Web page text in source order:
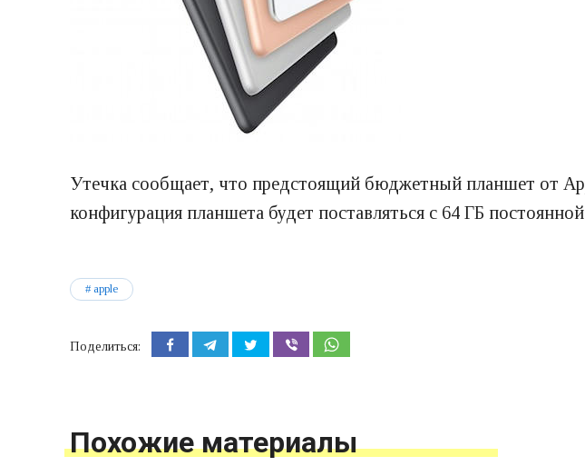
Утечка сообщает, что предстоящий бюджетный планшет от
конфигурация планшета будет поставляться с 64 ГБ
apple
Поделиться:
Похожие материалы